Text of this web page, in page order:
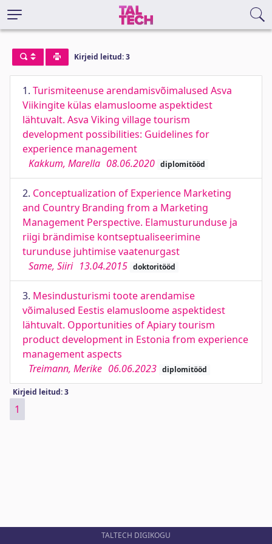
Kirjeid leitud: 3
1. Turismiteenuse arendamisvõimalused Asva
Viikingite külas elamusloome aspektidest
lähtuvalt. Asva Viking village tourism
development possibilities: Guidelines for
experience management
Kakkum, Marella 08.06.2020 diplomitööd
2. Conceptualization of Experience Marketing
and Country Branding from a Marketing
Management Perspective. Elamusturunduse ja
riigi brändimise kontseptualiseerimine
turunduse juhtimise vaatenurgast
Same, Siiri 13.04.2015 doktoritööd
3. Mesindusturismi toote arendamise
võimalused Eestis elamusloome aspektidest
lähtuvalt. Opportunities of Apiary tourism
product development in Estonia from experience
management aspects
Treimann, Merike 06.06.2023 diplomitööd
Kirjeid leitud: 3
1
TALTECH DIGIKOGU